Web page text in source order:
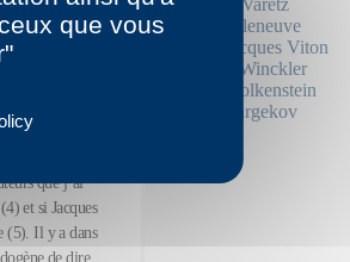
causes de
je renvoie
que j’ai
et si Jacques
(5). Il y a dans
de dire
Patrick Varetz
Éric Villeneuve
Jean-Jacques Viton
Martin Winckler
Julie Wolkenstein
Nina Yargekov
que vous